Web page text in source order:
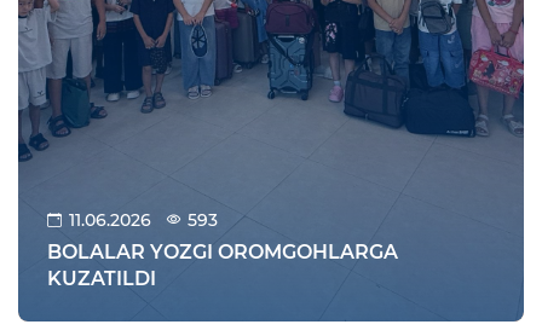
11.06.2026 593
BOLALAR YOZGI OROMGOHLARGA
KUZATILDI